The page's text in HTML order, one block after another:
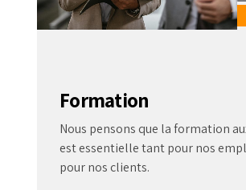
Formation
Nous pensons que la formation
est essentielle tant pour nos
pour nos clients.